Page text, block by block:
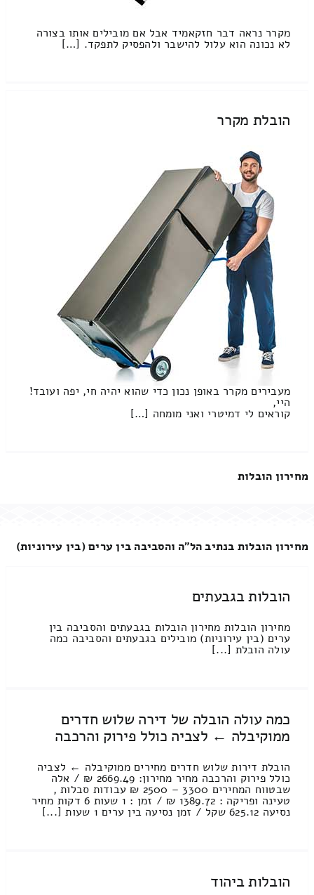
מקרר נראה דבר חזקאמיד אבל אם מובילים אותו בצורה
לא נכונה הוא עלול להישבר ולהפסיק לתפקד. […]
הובלת מקרר
מעבירים מקרר באופן נכון כדי שהוא יהיה חי, יפה ועובד!
היי,
קוראים לי דמיטרי ואני מומחה […]
מחירון הובלות
מחירון הובלות בנתיב הל"ה והסביבה בין ערים (בין עירוניות)
הובלות בגבעתים
מחירון הובלות מחירון הובלות בגבעתים והסביבה בין
ערים (בין עירוניות) מובילים בגבעתים והסביבה כמה
עולה הובלת [...]
כמה עולה הובלה של דירה שלוש חדרים
ממוקיבלה ← לצביה כולל פירוק והרכבה
הובלת דירות שלוש חדרים מחירים ממוקיבלה ← לצביה
כולל פירוק והרכבה מחיר מחירון: 2669.49 ₪ / אלה
שבטווח המחירים 3300 – 2500 ₪ עבודות סבלות ,
טעינה ופריקה : 1389.72 ₪ / זמן : 1 שעות 6 דקות מחיר
נסיעה 625.12 שקל / זמן נסיעה בין ערים 1 שעות [...]
הובלות ביהוד